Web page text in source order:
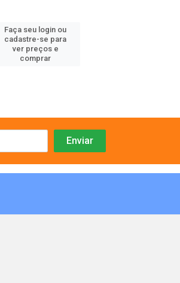
Faça seu login ou
cadastre-se para
ver preços e
comprar